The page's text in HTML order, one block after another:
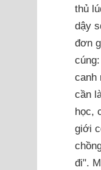
thủ
dậy
đơn
canh
cần
học,
giới
đi".